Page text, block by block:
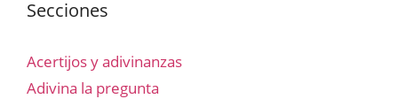
Secciones
Acertijos y adivinanzas
Adivina la pregunta